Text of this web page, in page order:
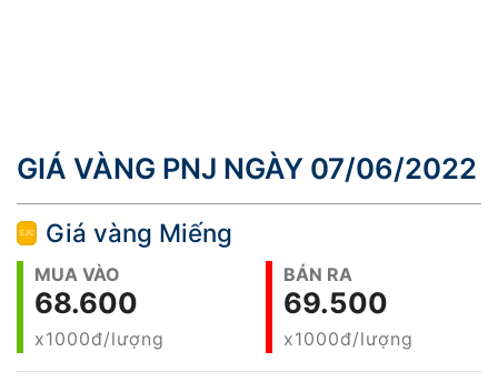
GIÁ VÀNG PNJ NGÀY 07/06/2022
Giá vàng Miếng
MUA VÀO
68.600
x1000đ/lượng
BÁN RA
69.500
x1000đ/lượng